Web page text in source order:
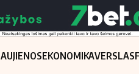
EKONOMIKAVERSLAS